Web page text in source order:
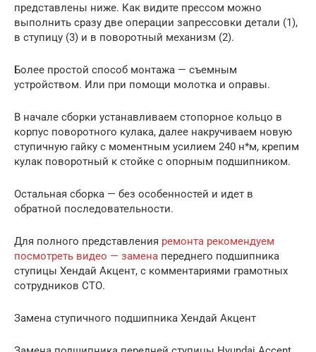
представлены ниже. Как видите прессом можно
выполнить сразу две операции запрессовки детали (1),
в ступицу (3) и в поворотный механизм (2).
Более простой способ монтажа — съемным
устройством. Или при помощи молотка и оправы.
В начале сборки устанавливаем стопорное кольцо в
корпус поворотного кулака, далее накручиваем новую
ступичную гайку с моментным усилием 240 н*м, крепим
кулак поворотный к стойке с опорным подшипником.
Остальная сборка — без особенностей и идет в
обратной последовательности.
Для полного представления ремонта рекомендуем
посмотреть видео — замена переднего подшипника
ступицы Хендай Акцент, с комментариями грамотных
сотрудников СТО.
Замена ступичного подшипника Хендай Акцент